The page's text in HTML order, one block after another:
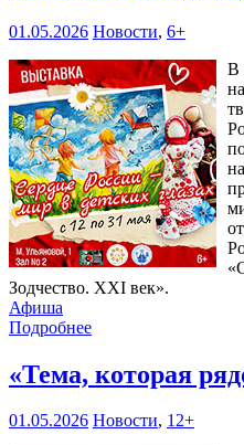
01.05.2026 Новости, 6+
В
Зодчество. XXI век».
Афиша
Подробнее
«Тема, которая
01.05.2026 Новости, 12+